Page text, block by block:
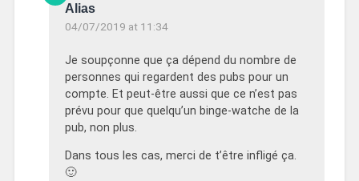
Alias
04/07/2019 at 11:34
Je soupçonne que ça dépend du nombre de
personnes qui regardent des pubs pour un
compte. Et peut-être aussi que ce n’est pas
prévu pour que quelqu’un binge-watche de la
pub, non plus.
Dans tous les cas, merci de t’être infligé ça.
🙂